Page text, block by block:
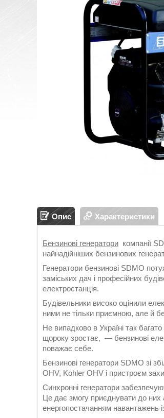
Опис Характеристики
Бензинові генератори компанії
найнадійніших бензинових
Генератори бензинові SDMO
заміських дач і професійних
електростанція.
Будівельники високо оцінили
ними не тільки приємною, але й
Не випадково в Україні так
щороку зростає, — бензинові
поважає себе.
Бензинові генератори SDMO зі
OHV, Kohler OHV і пристроєм
Синхронні генератори
Це дає змогу приєднувати до них
енергопостачанням навантажень